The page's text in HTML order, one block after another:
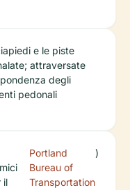
e le piste
attraversate
degli
pedonali
il
Portland
Bureau of
Transportation
)